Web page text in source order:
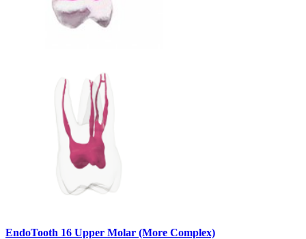
EndoTooth 16 Upper Molar (More Complex)